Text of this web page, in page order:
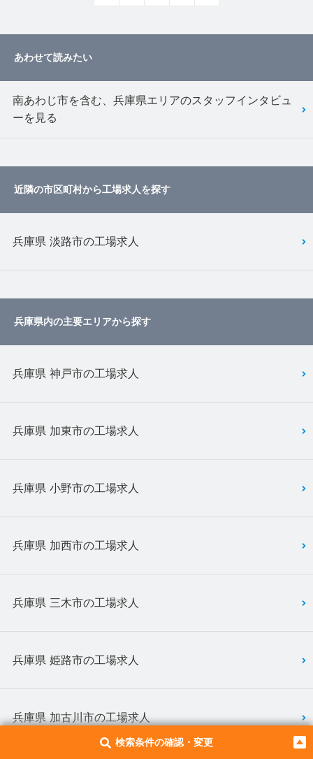
検索条件の確認・変更
あわせて読みたい
南あわじ市を含む、兵庫県エリアのスタッフインタビュ
ーを見る
近隣の市区町村から工場求人を探す
兵庫県 淡路市の工場求人
兵庫県内の主要エリアから探す
兵庫県 神戸市の工場求人
兵庫県 加東市の工場求人
兵庫県 小野市の工場求人
兵庫県 加西市の工場求人
兵庫県 三木市の工場求人
兵庫県 姫路市の工場求人
兵庫県 加古川市の工場求人